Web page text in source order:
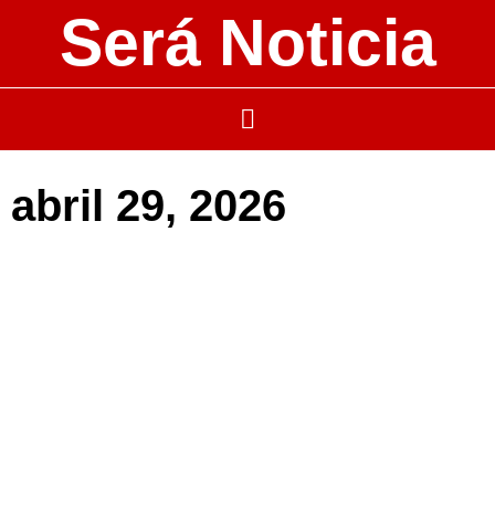
Será Noticia
abril 29, 2026